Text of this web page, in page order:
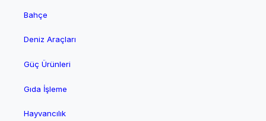
Bahçe
Deniz Araçları
Güç Ürünleri
Gıda İşleme
Hayvancılık